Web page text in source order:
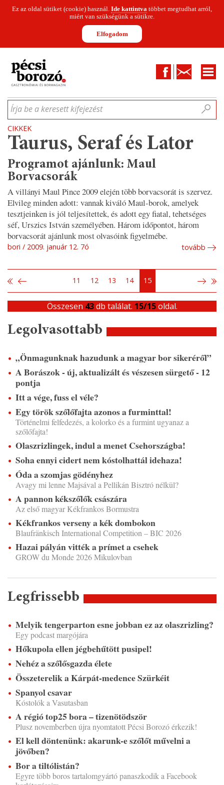
Ez az oldal sütiket (cookie) használ. Ide kattintva többet megtudhat arról,
miért van szükségünk a sütikre.
Elfogadom
FacebookKapcsolat
CIKKEKHÍREKINFOGRAFIKÁKMUNKATÁRSAKWINESOFA
Írja be a keresett kifejezést
CIKKEK
Taurus, Seraf és Lator
Programot ajánlunk: Maul
Borvacsorák
A villányi Maul Pince 2009 elején több borvacsorát is szervez.
Elvileg minden adott: vannak kiváló Maul-borok, amelyek
tesztjeinken is jól teljesítettek, és adott egy fiatal, tehetséges
séf, Urszics István személyében. Három időpontot, három
borvacsorát ajánlunk most olvasóink figyelmébe.
bori 2009. január 12. 7ó tovább
11 12 13 14 15
Összesen 43db találat. 15/15oldal.
Legolvasottabb
„Önmagunknak hazudunk a magyar bor sikeréről”
A Borászok - új, aktualizált és vészesen sürgető - 12
pontja
Itt a vége, fuss el véle?
Egy török szőlőfajta azonos a furminttal!
Történelmi felfedezés, a kolorko és a furmint ugyanaz a
szőlőfajta!
Olaszrizlingek, indul a menet Csehországba!
Soha ennyi cidert nem kóstolhattál idehaza!
Óda a szomjas gödényhez
Avagy mi lenne Majsával a Pellikán Bisztró nélkül?
A pannon kékszőlők császára
Az első magyar Kékfrankos Bormustra
Kékfrankos verseny a kék dombokon
Blaufränkisch International Competition – BIC 2026
Hazai pályán vitték a prímet a csehek
GROW du Monde 2026 Mikulovban
Legfrissebb
Melyik tengerparton esne jobban ez az olaszrizling?
Egy podcast margójára
Hőkupola ellen jégbehűtött pusipel!
Nehéz a szőlősgazda élete
Összeterelik a Kárpát-medence Szürkéit
Spanyol csavar
Kóstolók a Vasutasban
A régió top25 bora – tizenötödször
Plusz novemberben újra nyomtatott Pécsi Borozó érkezik!
El kell döntenünk: akarunk-e szőlőt művelni a
jövőben?
Bor a tiltólistán?
Egyre több boros tartalomgyártó panaszkodik a Facebook